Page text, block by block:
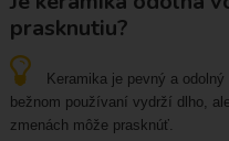
prasknutiu?
Keramika je pevný a
bežnom používaní vydrží dlho,
zmenách môže prasknúť.